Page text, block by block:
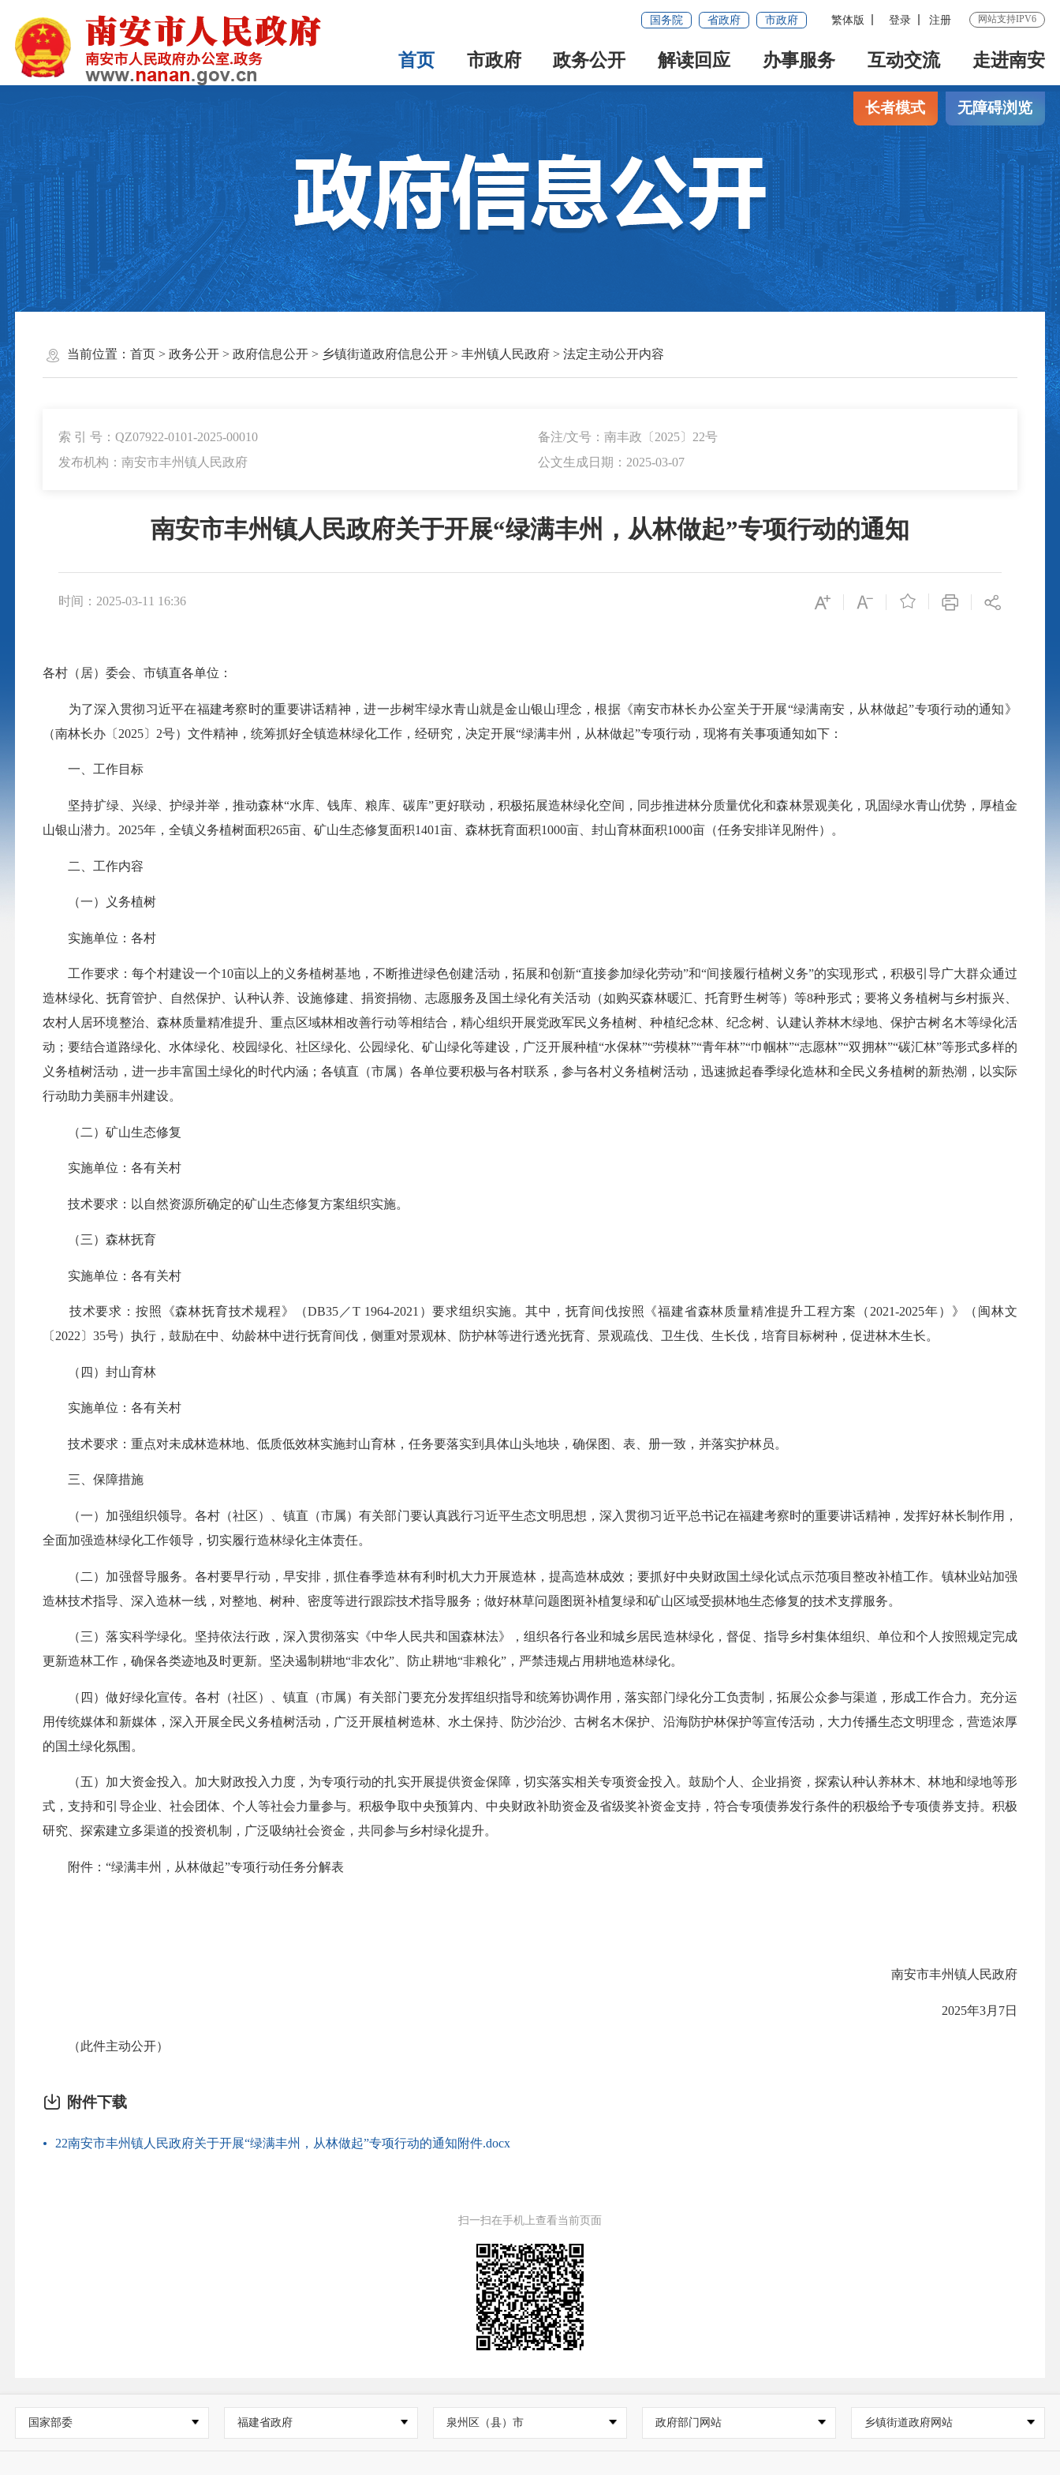
国务院 省政府 市政府 繁体版 登录 注册 网站支持IPV6
首页 市政府 政务公开 解读回应 办事服务 互动交流 走进南安
长者模式 无障碍浏览
当前位置： 首页> 政务公开> 政府信息公开> 乡镇街道政府信息公开> 丰州镇人民政府> 法定主动公开内容
索 引 号：QZ07922-0101-2025-00010
备注/文号：南丰政〔2025〕22号
发布机构：南安市丰州镇人民政府
公文生成日期：2025-03-07
南安市丰州镇人民政府关于开展“绿满丰州，从林做起”专项行动的通知
时间：2025-03-11 16:36 
各村（居）委会、市镇直各单位：
为了深入贯彻习近平在福建考察时的重要讲话精神，进一步树牢绿水青山就是金山银山理念，根据《南安市林长办公室关于开展“绿满南安，从林做起”专项行动的通知》
（南林长办〔2025〕2号）文件精神，统筹抓好全镇造林绿化工作，经研究，决定开展“绿满丰州，从林做起”专项行动，现将有关事项通知如下：
一、工作目标
坚持扩绿、兴绿、护绿并举，推动森林“水库、钱库、粮库、碳库”更好联动，积极拓展造林绿化空间，同步推进林分质量优化和森林景观美化，巩固绿水青山优势，厚植金
山银山潜力。2025年，全镇义务植树面积265亩、矿山生态修复面积1401亩、森林抚育面积1000亩、封山育林面积1000亩（任务安排详见附件）。
二、工作内容
（一）义务植树
实施单位：各村
工作要求：每个村建设一个10亩以上的义务植树基地，不断推进绿色创建活动，拓展和创新“直接参加绿化劳动”和“间接履行植树义务”的实现形式，积极引导广大群众通过
造林绿化、抚育管护、自然保护、认种认养、设施修建、捐资捐物、志愿服务及国土绿化有关活动（如购买森林暖汇、托育野生树等）等8种形式；要将义务植树与乡村振兴、
农村人居环境整治、森林质量精准提升、重点区域林相改善行动等相结合，精心组织开展党政军民义务植树、种植纪念林、纪念树、认建认养林木绿地、保护古树名木等绿化活
动；要结合道路绿化、水体绿化、校园绿化、社区绿化、公园绿化、矿山绿化等建设，广泛开展种植“水保林”“劳模林”“青年林”“巾帼林”“志愿林”“双拥林”“碳汇林”等形式多样的
义务植树活动，进一步丰富国土绿化的时代内涵；各镇直（市属）各单位要积极与各村联系，参与各村义务植树活动，迅速掀起春季绿化造林和全民义务植树的新热潮，以实际
行动助力美丽丰州建设。
（二）矿山生态修复
实施单位：各有关村
技术要求：以自然资源所确定的矿山生态修复方案组织实施。
（三）森林抚育
实施单位：各有关村
技术要求：按照《森林抚育技术规程》（DB35／T 1964-2021）要求组织实施。其中，抚育间伐按照《福建省森林质量精准提升工程方案（2021-2025年）》（闽林文
〔2022〕35号）执行，鼓励在中、幼龄林中进行抚育间伐，侧重对景观林、防护林等进行透光抚育、景观疏伐、卫生伐、生长伐，培育目标树种，促进林木生长。
（四）封山育林
实施单位：各有关村
技术要求：重点对未成林造林地、低质低效林实施封山育林，任务要落实到具体山头地块，确保图、表、册一致，并落实护林员。
三、保障措施
（一）加强组织领导。各村（社区）、镇直（市属）有关部门要认真践行习近平生态文明思想，深入贯彻习近平总书记在福建考察时的重要讲话精神，发挥好林长制作用，
全面加强造林绿化工作领导，切实履行造林绿化主体责任。
（二）加强督导服务。各村要早行动，早安排，抓住春季造林有利时机大力开展造林，提高造林成效；要抓好中央财政国土绿化试点示范项目整改补植工作。镇林业站加强
造林技术指导、深入造林一线，对整地、树种、密度等进行跟踪技术指导服务；做好林草问题图斑补植复绿和矿山区域受损林地生态修复的技术支撑服务。
（三）落实科学绿化。坚持依法行政，深入贯彻落实《中华人民共和国森林法》，组织各行各业和城乡居民造林绿化，督促、指导乡村集体组织、单位和个人按照规定完成
更新造林工作，确保各类迹地及时更新。坚决遏制耕地“非农化”、防止耕地“非粮化”，严禁违规占用耕地造林绿化。
（四）做好绿化宣传。各村（社区）、镇直（市属）有关部门要充分发挥组织指导和统筹协调作用，落实部门绿化分工负责制，拓展公众参与渠道，形成工作合力。充分运
用传统媒体和新媒体，深入开展全民义务植树活动，广泛开展植树造林、水土保持、防沙治沙、古树名木保护、沿海防护林保护等宣传活动，大力传播生态文明理念，营造浓厚
的国土绿化氛围。
（五）加大资金投入。加大财政投入力度，为专项行动的扎实开展提供资金保障，切实落实相关专项资金投入。鼓励个人、企业捐资，探索认种认养林木、林地和绿地等形
式，支持和引导企业、社会团体、个人等社会力量参与。积极争取中央预算内、中央财政补助资金及省级奖补资金支持，符合专项债券发行条件的积极给予专项债券支持。积极
研究、探索建立多渠道的投资机制，广泛吸纳社会资金，共同参与乡村绿化提升。
附件：“绿满丰州，从林做起”专项行动任务分解表
南安市丰州镇人民政府
2025年3月7日
（此件主动公开）
附件下载
22南安市丰州镇人民政府关于开展“绿满丰州，从林做起”专项行动的通知附件.docx
扫一扫在手机上查看当前页面
国家部委 福建省政府 泉州区（县）市 政府部门网站 乡镇街道政府网站